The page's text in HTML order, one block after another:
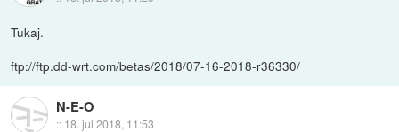
Tukaj.
ftp://ftp.dd-wrt.com/betas/2018/07-16-2018-r36330/
N-E-O
:: 18. jul 2018, 11:53